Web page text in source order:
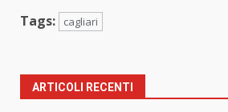
Tags: cagliari
ARTICOLI RECENTI